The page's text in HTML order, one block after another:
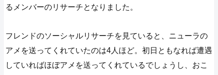
るメンバーのリサーチとなりました。
フレンドのソーシャルリサーチを見ていると、ニューラの
アメを送ってくれていたのは4人ほど。初日ともなれば遭遇
していればほぼアメを送ってくれているでしょうし、おこ